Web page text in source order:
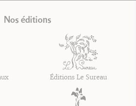
Nos éditions
Éditions Le Sureau